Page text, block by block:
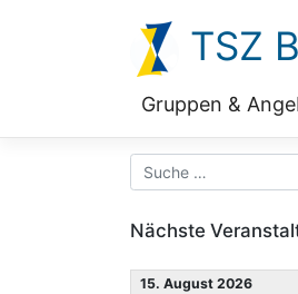
TSZ
Gruppen &
Nächste
15. August 2026